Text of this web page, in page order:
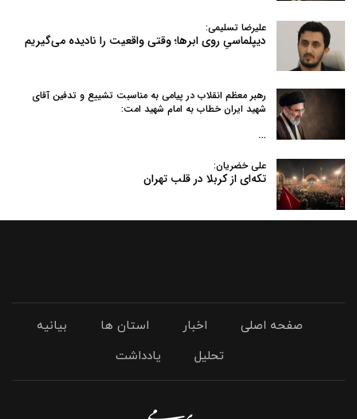
علیرضا تسلیمی:
دیپلماسیِ روی ابرها؛ وقتی واقعیت را نادیده می‌گیریم
رهبر معظم انقلاب در پیامی به‌ مناسبت تشییع و تدفین آقای
شهید ایران خطاب به امام شهید امت:
…
علی خضریان:
تکه‌ای از کربلا در قلب تهران
صفحه اصلی اخبار استان ها
بیانیه
تحلیل
یادداشت